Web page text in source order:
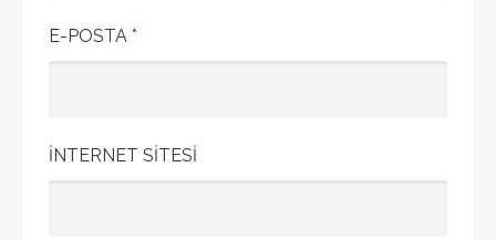
E-POSTA *
İNTERNET SITESI